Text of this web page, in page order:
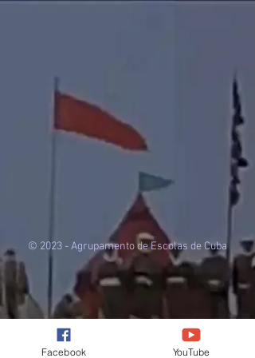
© 2023 - Agrupamento de Escolas de Cuba
Facebook YouTube